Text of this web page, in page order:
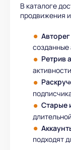
В каталоге
продвижения
созданные
Ретрив
Старые
подходят